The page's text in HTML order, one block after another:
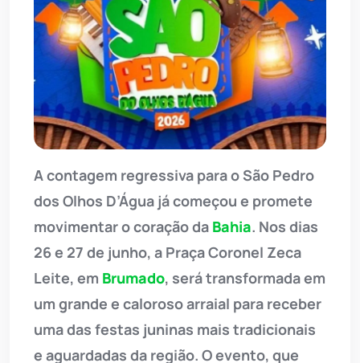
A contagem regressiva para o São Pedro
dos Olhos D’Água já começou e promete
movimentar o coração da Bahia. Nos dias
26 e 27 de junho, a Praça Coronel Zeca
Leite, em Brumado, será transformada em
um grande e caloroso arraial para receber
uma das festas juninas mais tradicionais
e aguardadas da região. O evento, que